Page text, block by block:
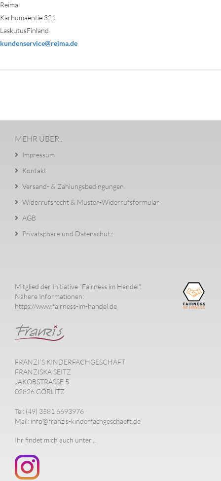
Reima
Karhumäentie 321
LaskutusFinland
kundenservice@reima.de
MEHR ÜBER...
Impressum
Kontakt
Versand- & Zahlungsbedingungen
Widerrufsrecht & Muster-Widerrufsformular
AGB
Privatsphäre und Datenschutz
Mitglied der Initiative "Fairness im Handel".
Nähere Informationen:
https://www.fairness-im-handel.de
FRANZI´S KINDERFACHGESCHÄFT
FRANZISKA SEITZ
JAKOBSTRASSE 5
02826 GÖRLITZ
Tel: (49) 3581 6693976
Mail: info@franzis-kinderfachgeschaeft.de
Ihr findet mich auch unter...